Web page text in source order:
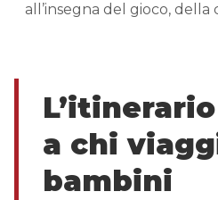
all’insegna del gioco,
a chi
bambini